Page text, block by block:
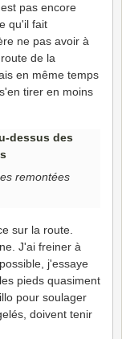
pas encore
qu'il fait
ne pas avoir à
de la
en même temps
tirer en moins
remontées
sur la route.
J'ai freiner à
j'essaye
pieds quasiment
pour soulager
doivent tenir